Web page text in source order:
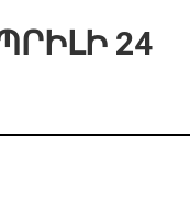
24